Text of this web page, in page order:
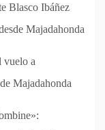
Blasco Ibáñez
Majadahonda
vuelo a
Majadahonda